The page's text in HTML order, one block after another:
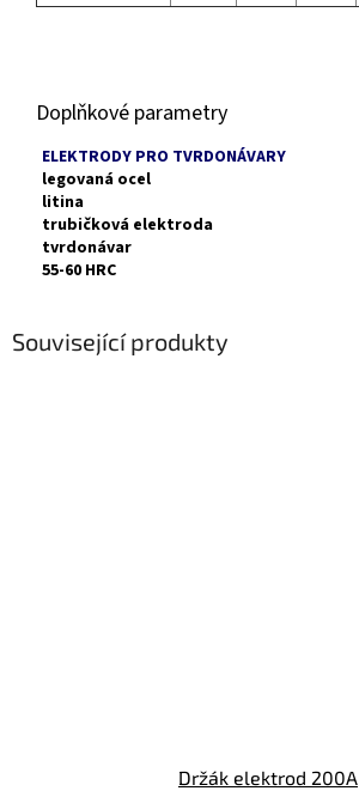
Doplňkové parametry
ELEKTRODY PRO TVRDONÁVARY
legovaná ocel
litina
trubičková elektroda
tvrdonávar
55-60 HRC
Související produkty
Držák elektrod 200A